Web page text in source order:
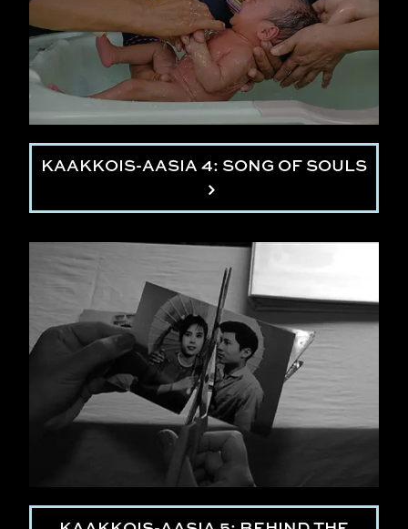
KAAKKOIS-AASIA 4: SONG OF SOULS